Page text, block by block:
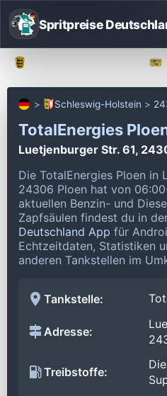
Spritpreise
Schleswig-Holstein
TotalEnergies
Luetjenburger Str. 61,
Die TotalEnergies Ploen in
24306 Ploen hat von
aktuellen Benzin- und
Zapfsäulen findest du in
Deutschland App für
Echtzeitdaten, Statistiken
anderen Tankstellen im
Tankstelle:
Adresse:
Treibstoffe: